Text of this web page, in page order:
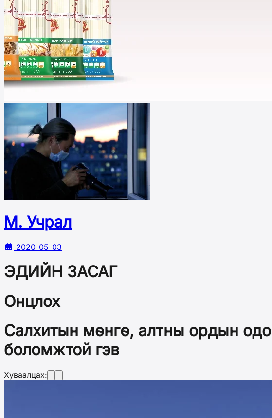
М. Учрал
2020-05-03
ЭДИЙН ЗАСАГ
Онцлох
Салхитын мөнгө, алтны ордын
боломжтой гэв
Хуваалцах: